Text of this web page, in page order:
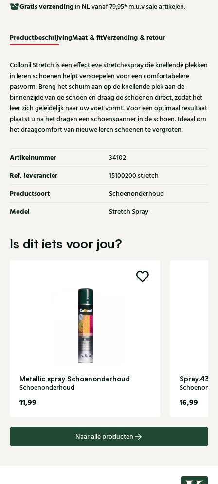
Gratisverzending in NL vanaf 79,95* m.u.v sale artikelen.
ProductbeschrijvingMaat & fitVerzending & retour
Collonil Stretch is een effectieve stretchespray die knellende plekken
in leren schoenen helpt versoepelen voor een comfortabelere
pasvorm. Breng het schuim aan op de knellende plek aan de
binnenzijde van de schoen en draag de schoenen direct, zodat het
leer zich geleidelijk naar uw voet vormt. Voor een optimaal resultaat
plaatst u na het dragen een schoenspanner in de schoen. Ideaal om
het draagcomfort van nieuwe leren schoenen te vergroten.
Artikelnummer 34102
Ref. leverancier 15100200 stretch
Productsoort Schoenonderhoud
Model Stretch Spray
Is dit iets voor jou?
Metallic spray Schoenonderhoud
Schoenonderhoud
11,99 16,99
Naar alle producten